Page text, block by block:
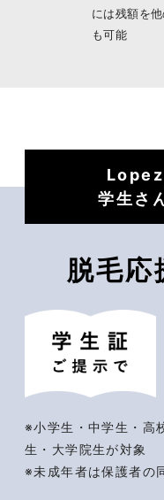
には残額を
も可能
Lopez
学生さ
脱毛応
※小学生・中学生・高
生・大学院生が対象
※未成年者は保護者の